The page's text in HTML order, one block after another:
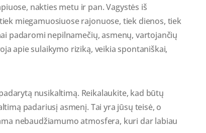
nakties metu ir pan. Vagystės iš
miegamuosiuose rajonuose, tiek dienos, tiek
padaromi nepilnamečių, asmenų, vartojančių
apie sulaikymo riziką, veikia spontaniškai,
nusikaltimą. Reikalaukite, kad būtų
padariusį asmenį. Tai yra jūsų teisė, o
nebaudžiamumo atmosfera, kuri dar labiau